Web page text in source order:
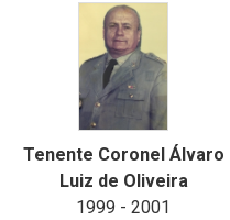
Tenente Coronel Álvaro
Luiz de Oliveira
1999 - 2001